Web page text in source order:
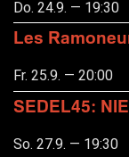
Do. 24.9. — 19:30
Les
Fr. 25.9. — 20:00
SEDEL45:
So. 27.9. — 19:30